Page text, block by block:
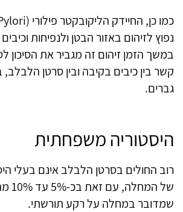
נפוץ לזיהום באזור הבטן ולנפיחות
במשך הזמן זיהום זה מגביר את הסיכון
קשר בין כיבים בקיבה ובין סרטן הלבלב,
גברים.
היסטוריה משפחתית
רוב החולים בסרטן הלבלב אינם בעלי
של
שמדובר במחלה על רקע תורשתי.